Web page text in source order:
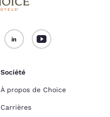
Société
À propos de Choice
Carrières